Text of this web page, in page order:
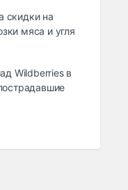
скидки на
мяса и угля
Wildberries в